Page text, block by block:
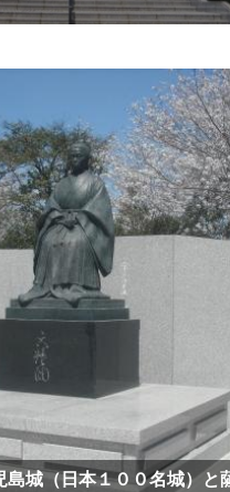
島城（日本１００名城）と